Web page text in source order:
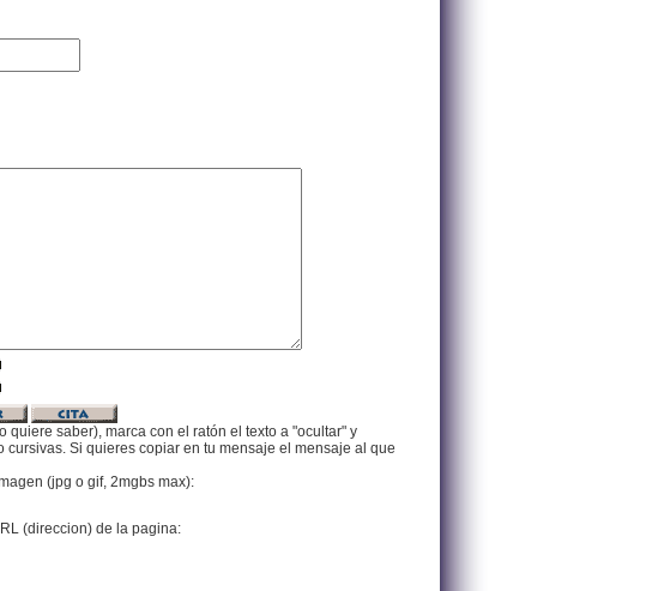
saber), marca con el ratón el texto a "ocultar" y
Si quieres copiar en tu mensaje el mensaje al que
(jpg o gif, 2mgbs max):
(direccion) de la pagina: